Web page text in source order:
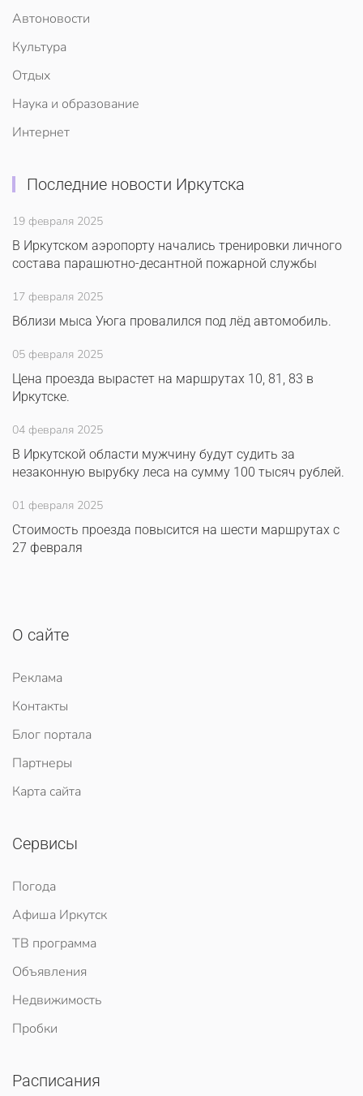
Автоновости
Культура
Отдых
Наука и образование
Интернет
Последние новости Иркутска
19 февраля 2025
В Иркутском аэропорту начались тренировки личного
состава парашютно-десантной пожарной службы
17 февраля 2025
Вблизи мыса Уюга провалился под лёд автомобиль.
05 февраля 2025
Цена проезда вырастет на маршрутах 10, 81, 83 в
Иркутске.
04 февраля 2025
В Иркутской области мужчину будут судить за
незаконную вырубку леса на сумму 100 тысяч рублей.
01 февраля 2025
Стоимость проезда повысится на шести маршрутах с
27 февраля
О сайте
Реклама
Контакты
Блог портала
Партнеры
Карта сайта
Сервисы
Погода
Афиша Иркутск
ТВ программа
Объявления
Недвижимость
Пробки
Расписания